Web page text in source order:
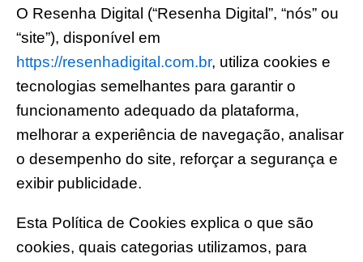
O Resenha Digital (“Resenha Digital”, “nós” ou
“site”), disponível em
https://resenhadigital.com.br, utiliza cookies e
tecnologias semelhantes para garantir o
funcionamento adequado da plataforma,
melhorar a experiência de navegação, analisar
o desempenho do site, reforçar a segurança e
exibir publicidade.
Esta Política de Cookies explica o que são
cookies, quais categorias utilizamos, para